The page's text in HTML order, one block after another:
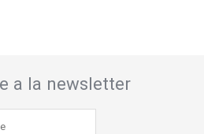
a la newsletter